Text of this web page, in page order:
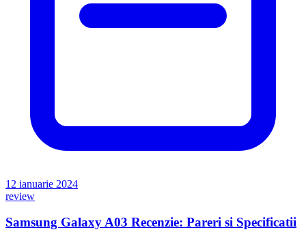
12 ianuarie 2024
review
Samsung Galaxy A03 Recenzie: Pareri si Specificatii